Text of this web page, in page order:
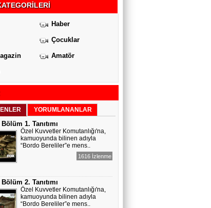
Haber
Çocuklar
Amatör
YORUMLANANLAR
1. Tanıtımı
Özel Kuvvetler Komutanlığı'na,
kamuoyunda bilinen adıyla
“Bordo Bereliler”e mens..
1616 İzlenme
2. Tanıtımı
Özel Kuvvetler Komutanlığı'na,
kamuoyunda bilinen adıyla
“Bordo Bereliler”e mens..